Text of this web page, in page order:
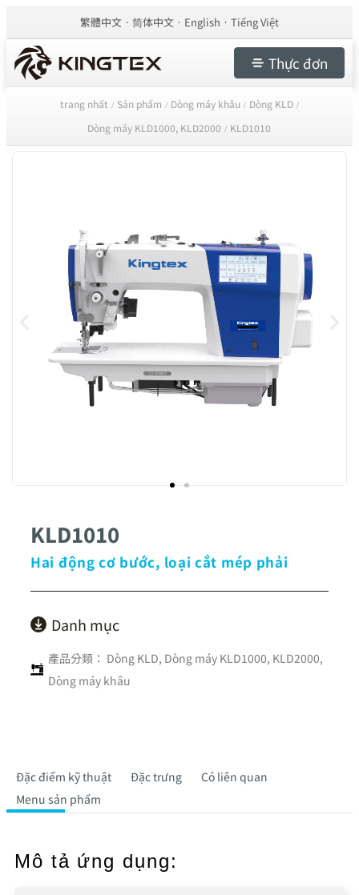
繁體中文 简体中文 English Tiếng Việt
Thực đơn
trang nhất / Sản phẩm / Dòng máy khâu / Dòng KLD /
Dòng máy KLD1000, KLD2000 / KLD1010
KLD1010
Hai động cơ bước, loại cắt mép phải
Danh mục
產品分類： Dòng KLD, Dòng máy KLD1000, KLD2000,
Dòng máy khâu
Đặc điểm kỹ thuật Đặc trưng
Có liên quan
Menu sản phẩm
Mô tả ứng dụng: